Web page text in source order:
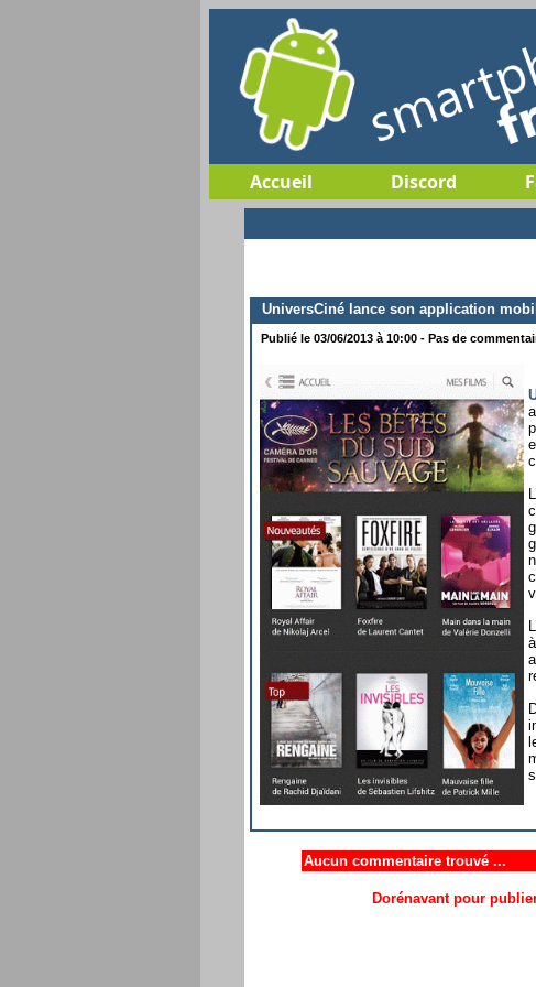
Accueil Discord
UniversCiné lance son application
Publié le 03/06/2013 à 10:00 - Pas de
Aucun commentaire trouvé ...
Dorénavant pour